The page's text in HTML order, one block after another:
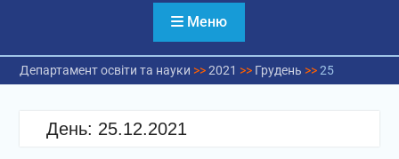
Меню
Департамент освіти та науки >>2021 >> Грудень >>25
День: 25.12.2021